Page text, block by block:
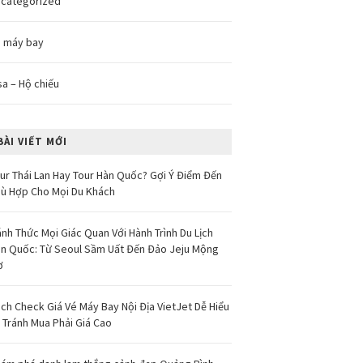
máy bay
– Hộ chiếu
VIẾT MỚI
Thái Lan Hay Tour Hàn Quốc? Gợi Ý Điểm Đến
Hợp Cho Mọi Du Khách
Thức Mọi Giác Quan Với Hành Trình Du Lịch
Quốc: Từ Seoul Sầm Uất Đến Đảo Jeju Mộng
Check Giá Vé Máy Bay Nội Địa VietJet Dễ Hiểu
Tránh Mua Phải Giá Cao